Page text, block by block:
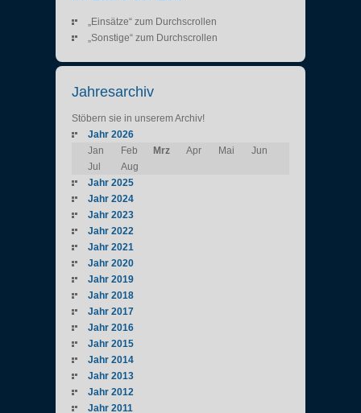
„Einsätze“ zum Durchscrollen
„Sonstige“ zum Durchscrollen
Jahresarchiv
Stöbern sie in unserem Archiv!
Jahr 2026
Jan
Feb Mrz Apr Mai
Jun
Jul
Aug
Jahr 2025
Jahr 2024
Jahr 2023
Jahr 2022
Jahr 2021
Jahr 2020
Jahr 2019
Jahr 2018
Jahr 2017
Jahr 2016
Jahr 2015
Jahr 2014
Jahr 2013
Jahr 2012
Jahr 2011